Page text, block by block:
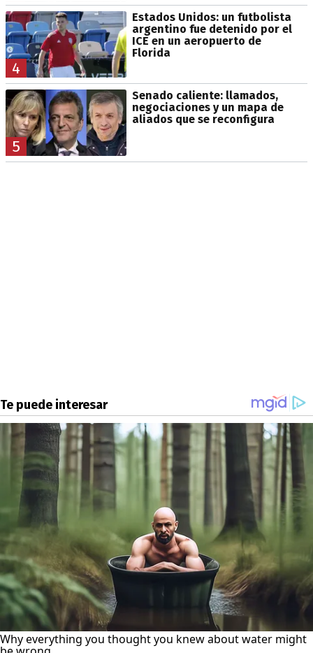
4
Estados Unidos: un futbolista
argentino fue detenido por el
ICE en un aeropuerto de
Florida
5
Senado caliente: llamados,
negociaciones y un mapa de
aliados que se reconfigura